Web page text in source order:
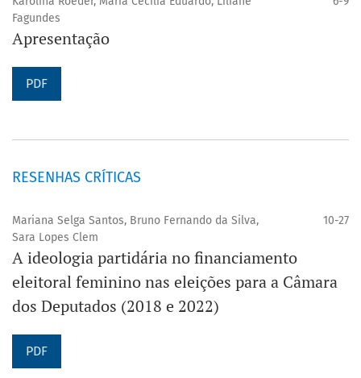
Fagundes
Apresentação
PDF
RESENHAS CRÍTICAS
Mariana Selga Santos, Bruno Fernando da Silva,
Sara Lopes Clem
10-27
A ideologia partidária no financiamento
eleitoral feminino nas eleições para a Câmara
dos Deputados (2018 e 2022)
PDF